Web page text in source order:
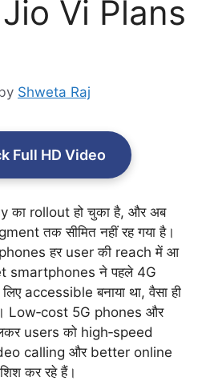
Vi Plans
Shweta Raj
Full HD Video
का rollout हो चुका है, और अब
तक सीमित नहीं रह गया है।
phones हर user की reach में आ
smartphones ने पहले 4G
accessible बनाया था, वैसा ही
Low‑cost 5G phones और
users को high‑speed
calling और better online
कर रहे हैं।